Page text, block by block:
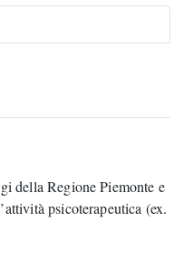
della Regione Piemonte e
psicoterapeutica (ex.